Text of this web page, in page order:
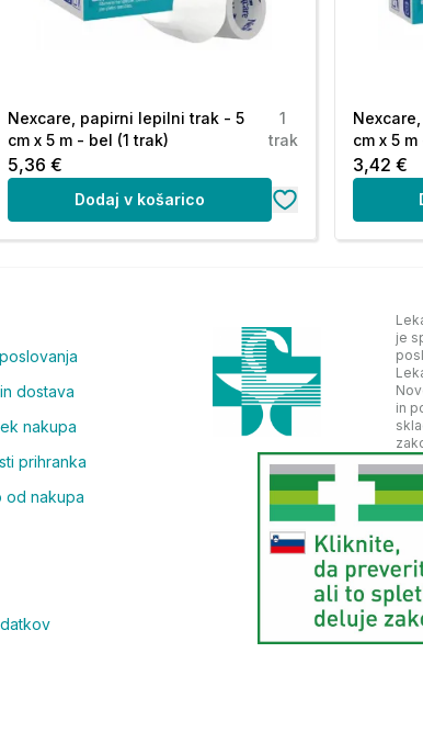
Nexcare, papirni lepilni trak - 5
cm x 5 m - bel (1 trak)
1
trak
5,36 €
Dodaj v košarico
cm x 5
3,42 €
dostava
nakupa
prihranka
od nakupa
je
in